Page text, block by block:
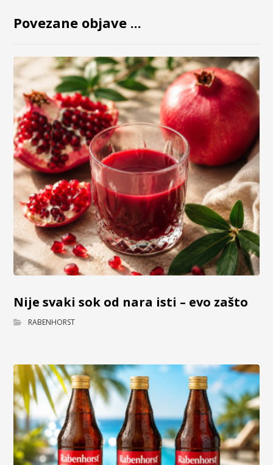
Povezane objave ...
Nije svaki sok od nara isti – evo zašto
RABENHORST